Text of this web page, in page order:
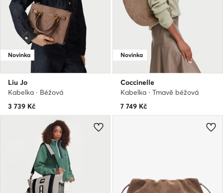
Novinka
Liu Jo
Kabelka · Béžová
3 739 Kč
Novinka
Coccinelle
Kabelka · Tmavě béžová
7 749 Kč